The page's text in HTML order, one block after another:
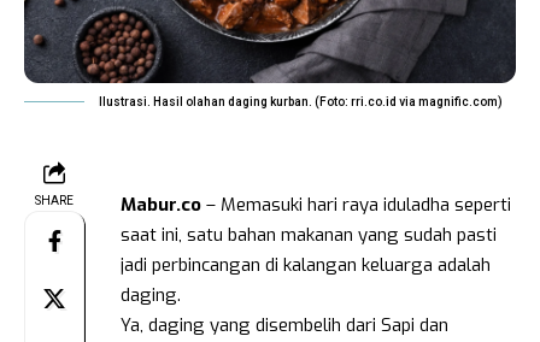
Ilustrasi. Hasil olahan daging kurban. (Foto: rri.co.id via magnific.com)
SHARE Mabur.co – Memasuki hari raya iduladha seperti
saat ini, satu bahan makanan yang sudah pasti
jadi perbincangan di kalangan keluarga adalah
daging.
Ya, daging yang disembelih dari Sapi dan